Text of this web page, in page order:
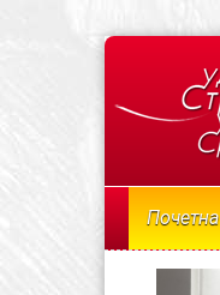
Почетна